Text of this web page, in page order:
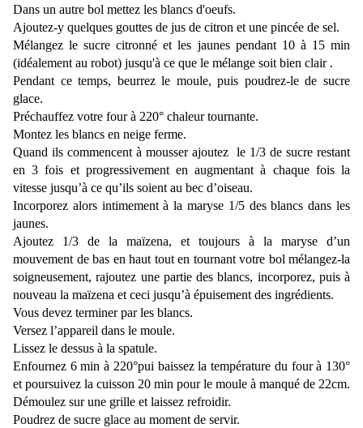
Dans un autre bol mettez les blancs d'oeufs.
Ajoutez-y quelques gouttes de jus de citron et une pincée de sel.
Mélangez le sucre citronné et les jaunes pendant 10 à 15 min
(idéalement au robot) jusqu'à ce que le mélange soit bien clair .
Pendant ce temps, beurrez le moule, puis poudrez-le de sucre
glace.
Préchauffez votre four à 220° chaleur tournante.
Montez les blancs en neige ferme.
Quand ils commencent à mousser ajoutez le 1/3 de sucre restant
en 3 fois et progressivement en augmentant à chaque fois la
vitesse jusqu’à ce qu’ils soient au bec d’oiseau.
Incorporez alors intimement à la maryse 1/5 des blancs dans les
jaunes.
Ajoutez 1/3 de la maïzena, et toujours à la maryse d’un
mouvement de bas en haut tout en tournant votre bol mélangez-la
soigneusement, rajoutez une partie des blancs, incorporez, puis à
nouveau la maïzena et ceci jusqu’à épuisement des ingrédients.
Vous devez terminer par les blancs.
Versez l’appareil dans le moule.
Lissez le dessus à la spatule.
Enfournez 6 min à 220°pui baissez la température du four à 130°
et poursuivez la cuisson 20 min pour le moule à manqué de 22cm.
Démoulez sur une grille et laissez refroidir.
Poudrez de sucre glace au moment de servir.